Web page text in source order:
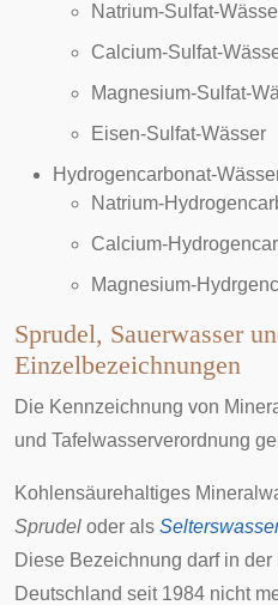
Natrium-Sulfat-
Calcium-Sulfat-
Magnesium-Sulfat-
Eisen-Sulfat-Wässer
Hydrogencarbonat-
Natrium-
Calcium-
Magnesium-
Sprudel, Sauerwasser
Einzelbezeichnungen
Die Kennzeichnung von
und Tafelwasserverordnung
Kohlensäurehaltiges
Sprudel oder als
Diese Bezeichnung darf in
Deutschland seit 1984 nicht